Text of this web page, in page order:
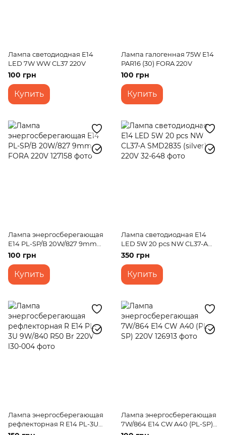
Лампа светодиодная E14
LED 7W WW CL37 220V
100 грн
Купить
Лампа галогенная 75W E14
PAR16 (30) FORA 220V
100 грн
Купить
Лампа энергосберегающая
E14 PL-SP/B 20W/827 9mm
FORA 220V
100 грн
Купить
Лампа светодиодная E14
LED 5W 20 pcs NW CL37-A
SMD2835 (silver) 220V
350 грн
Купить
Лампа энергосберегающая
рефлекторная R E14 PL-3U
9W/840 R50 Br 220V
Лампа энергосберегающая
7W/864 E14 CW A40 (PL-SP)
220V